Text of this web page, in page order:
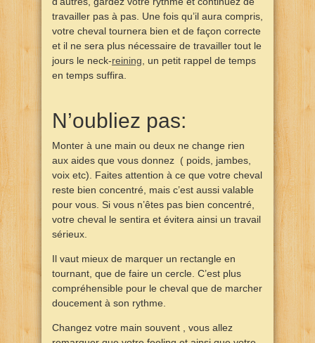
travailler pas à pas. Une fois qu’il aura compris,
votre cheval tournera bien et de façon correcte
et il ne sera plus nécessaire de travailler tout le
jours le neck-reining , un petit rappel de temps
en temps suffira.
N’oubliez pas:
Monter à une main ou deux ne change rien
aux aides que vous donnez ( poids, jambes,
voix etc). Faites attention à ce que votre cheval
reste bien concentré, mais c’est aussi valable
pour vous. Si vous n’êtes pas bien concentré,
votre cheval le sentira et évitera ainsi un travail
sérieux.
Il vaut mieux de marquer un rectangle en
tournant, que de faire un cercle. C’est plus
compréhensible pour le cheval que de marcher
doucement à son rythme.
Changez votre main souvent , vous allez